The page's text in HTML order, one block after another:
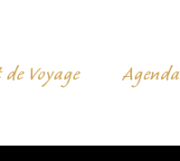
Voyage Agenda